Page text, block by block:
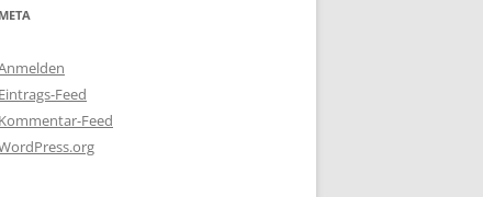
META
Eintrags-Feed
Kommentar-Feed